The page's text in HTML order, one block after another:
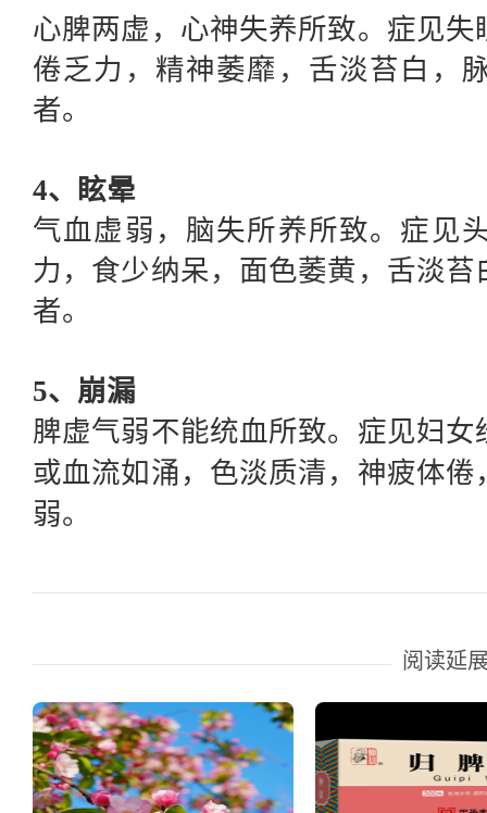
心脾两虚，心神失养所致。症见
倦乏力，精神萎靡，舌淡苔白，
者。
4、眩晕
气血虚弱，脑失所养所致。症见
力，食少纳呆，面色萎黄，舌淡
者。
5、崩漏
脾虚气弱不能统血所致。症见妇
或血流如涌，色淡质清，神疲体
弱。
阅读延